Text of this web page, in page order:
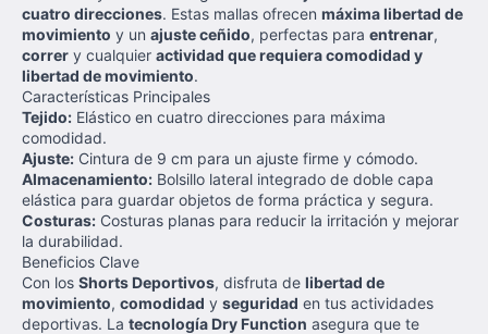
cuatro direcciones. Estas mallas ofrecen máxima libertad de
movimiento y un ajuste ceñido, perfectas para entrenar,
correr y cualquier actividad que requiera comodidad y
libertad de movimiento.
Características Principales
Tejido: Elástico en cuatro direcciones para máxima
comodidad.
Ajuste: Cintura de 9 cm para un ajuste firme y cómodo.
Almacenamiento: Bolsillo lateral integrado de doble capa
elástica para guardar objetos de forma práctica y segura.
Costuras: Costuras planas para reducir la irritación y mejorar
la durabilidad.
Beneficios Clave
Con los Shorts Deportivos, disfruta de libertad de
movimiento, comodidad y seguridad en tus actividades
deportivas. La tecnología Dry Function asegura que te